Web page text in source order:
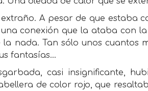
A pesar de que estaba
conexión que la ataba con
la nada. Tan sólo unos cuantos
fantasías…
casi insignificante,
de color rojo, que